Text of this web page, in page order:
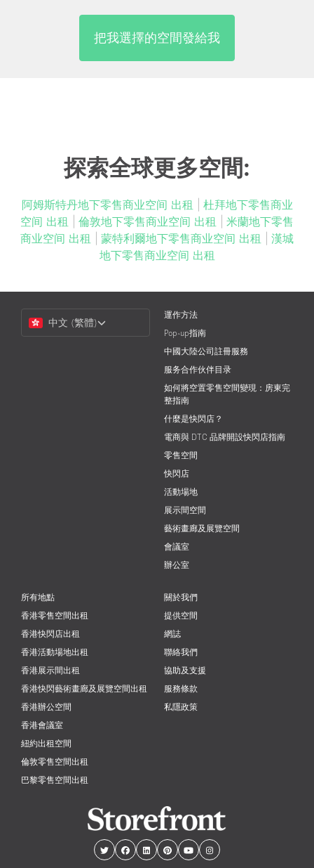
把我選擇的空間發給我
探索全球更多空間:
阿姆斯特丹地下零售商业空间 出租
杜拜地下零售商业
空间 出租
倫敦地下零售商业空间 出租
米蘭地下零售
商业空间 出租
蒙特利爾地下零售商业空间 出租
漢城
地下零售商业空间 出租
Language
中文 (繁體)
運作方法
Pop-up指南
中國大陸公司註冊服務
服务合作伙伴目录
如何將空置零售空間變現：房東完
整指南
什麼是快閃店？
電商與 DTC 品牌開設快閃店指南
零售空間
快閃店
活動場地
展示間空間
藝術畫廊及展覽空間
會議室
辦公室
所有地點
香港零售空間出租
香港快閃店出租
香港活動場地出租
香港展示間出租
香港快閃藝術畫廊及展覽空間出租
香港辦公空間
香港會議室
紐約出租空間
倫敦零售空間出租
巴黎零售空間出租
關於我們
提供空間
網誌
聯絡我們
協助及支援
服務條款
私隱政策